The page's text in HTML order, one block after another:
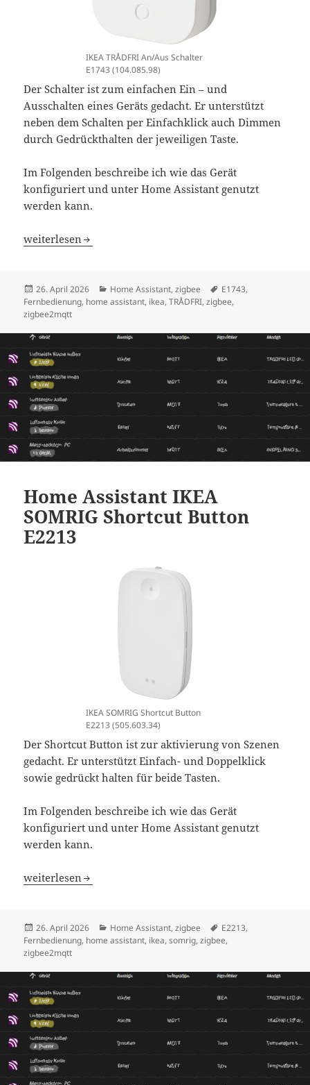
IKEA TRÅDFRI An/Aus Schalter
E1743 (104.085.98)
Der Schalter ist zum einfachen Ein – und
Ausschalten eines Geräts gedacht. Er unterstützt
neben dem Schalten per Einfachklick auch Dimmen
durch Gedrückthalten der jeweiligen Taste.
Im Folgenden beschreibe ich wie das Gerät
konfiguriert und unter Home Assistant genutzt
werden kann.
Home Assistant IKEA TRÅDFRI An/Aus Schalter E1743
weiterlesen
Veröffentlicht
am
26. April 2026 Kategorien
Home Assistant,zigbee Schlagwörter
E1743,
Fernbedienung, home assistant, ikea,TRÅDFRI,zigbee,
zigbee2mqtt
Home Assistant IKEA
SOMRIG Shortcut Button
E2213
IKEA SOMRIG Shortcut Button
E2213 (505.603.34)
Der Shortcut Button ist zur aktivierung von Szenen
gedacht. Er unterstützt Einfach- und Doppelklick
sowie gedrückt halten für beide Tasten.
Im Folgenden beschreibe ich wie das Gerät
konfiguriert und unter Home Assistant genutzt
werden kann.
Home Assistant IKEA SOMRIG Shortcut Button E2213
weiterlesen
Veröffentlicht
am
26. April 2026 Kategorien
Home Assistant,zigbee Schlagwörter
E2213,
Fernbedienung, home assistant, ikea,somrig,zigbee,
zigbee2mqtt